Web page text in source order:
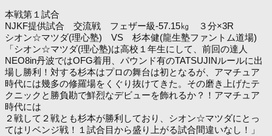
本戦第１試合
NJKF提供試合 交流戦 フェザー級-57.15㎏ ３分×3R
シオン☆マツダ(理心塾) VS 杉本健(龍生塾ファントム道場)
「シオン☆マツダ(理心塾)は高校１年生にして、前回の達人
NEO8in丹波ではOFG着用、パウンド有のTATSUJINルールに出
場し勝利！対する杉本はプロの舞台は初となるが、アマチュア
時代には幾多の修羅場をくぐり抜けてきた。その磨き上げたテ
クニックと勝負勘で鮮烈なデビューを飾れるか？！アマチュア
時代には
２戦して２戦とも杉本が勝利しており、シオン☆マツダにとっ
てはリベンジ戦！１試合目から盛り上がる試合間違いなし！」